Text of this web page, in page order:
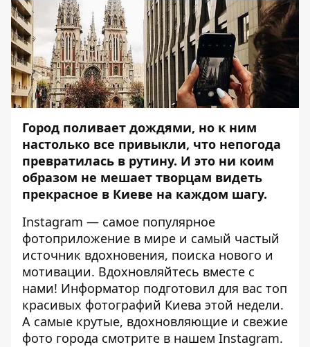
Город поливает дождями, но к ним
настолько все привыкли, что непогода
превратилась в рутину. И это ни коим
образом не мешает творцам видеть
прекрасное в Киеве на каждом шагу.
Instagram — самое популярное
фотоприложение в мире и самый частый
источник вдохновения, поиска нового и
мотивации. Вдохновляйтесь вместе с
нами! Информатор подготовил для вас топ
красивых фотографий Киева этой недели.
А самые крутые, вдохновляющие и свежие
фото города смотрите в нашем Instagram.